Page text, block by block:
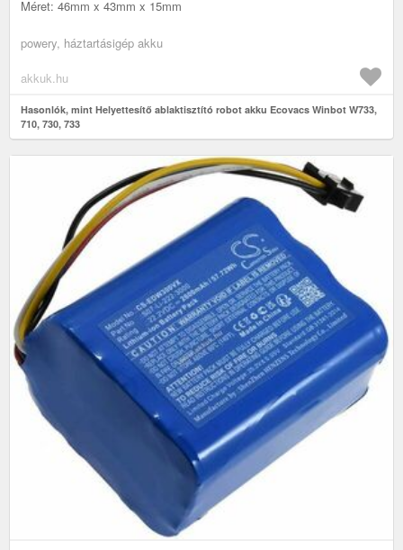
Méret: 46mm x 43mm x 15mm
powery, háztartásigép akku
akkuk.hu
Hasonlók, mint Helyettesítő ablaktisztító robot akku Ecovacs Winbot W733,
710, 730, 733